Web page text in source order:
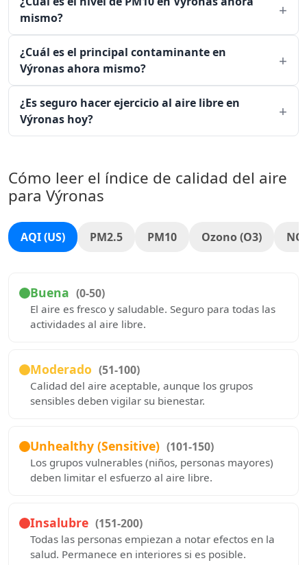
mismo?
¿Cuál es el principal contaminante en
Výronas ahora mismo?
¿Es seguro hacer ejercicio al aire libre en
Výronas hoy?
Cómo leer el índice de calidad del aire
para Výronas
AQI (US) PM2.5 PM10 Ozono (O3)
Buena (0-50)
El aire es fresco y saludable. Seguro para todas las
actividades al aire libre.
Moderado (51-100)
Calidad del aire aceptable, aunque los grupos
sensibles deben vigilar su bienestar.
Unhealthy (Sensitive) (101-150)
Los grupos vulnerables (niños, personas mayores)
deben limitar el esfuerzo al aire libre.
Insalubre (151-200)
Todas las personas empiezan a notar efectos en la
salud. Permanece en interiores si es posible.